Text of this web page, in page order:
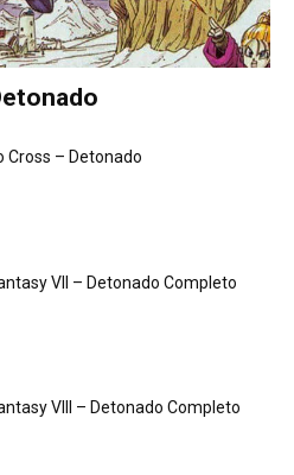
Cross – Detonado
VII – Detonado Completo
VIII – Detonado Completo